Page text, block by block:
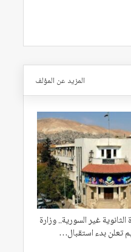
المزيد عن المؤلف
الثانوية غير السورية.. وزارة
تعلن بدء استقبال…